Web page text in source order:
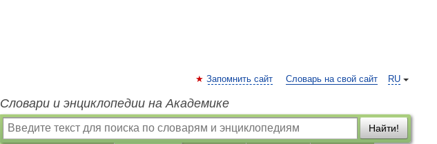
RU
Запомнить сайт Словарь на свой сайт
Словари и энциклопедии на Академике
Найти!